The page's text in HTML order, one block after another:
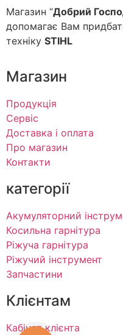
Магазин “Добрий
допомагає Вам
техніку STIHL
Магазин
Продукція
Сервіс
Доставка і оплата
Про магазин
Контакти
категорії
Акумуляторний
Косильна гарнітура
Ріжуча гарнітура
Ріжучий інструмент
Запчастини
Клієнтам
Кабінет клієнта